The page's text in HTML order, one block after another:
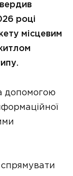
році
місцевим
допомогою